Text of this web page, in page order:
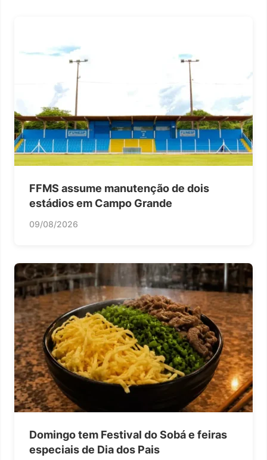
FFMS assume manutenção de dois
estádios em Campo Grande
09/08/2026
Domingo tem Festival do Sobá e feiras
especiais de Dia dos Pais